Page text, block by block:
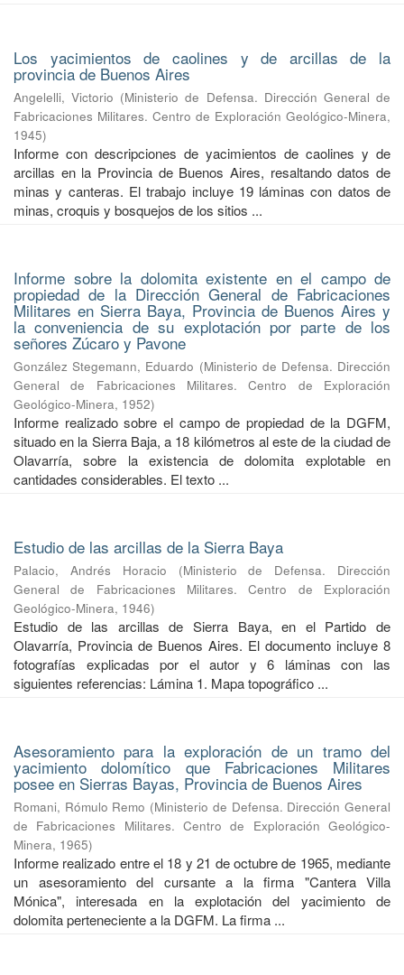
Los yacimientos de caolines y de arcillas de la
provincia de Buenos Aires
Angelelli, Victorio (Ministerio de Defensa. Dirección General de
Fabricaciones Militares. Centro de Exploración Geológico-Minera,
1945)
Informe con descripciones de yacimientos de caolines y de
arcillas en la Provincia de Buenos Aires, resaltando datos de
minas y canteras. El trabajo incluye 19 láminas con datos de
minas, croquis y bosquejos de los sitios ...
Informe sobre la dolomita existente en el campo de
propiedad de la Dirección General de Fabricaciones
Militares en Sierra Baya, Provincia de Buenos Aires y
la conveniencia de su explotación por parte de los
señores Zúcaro y Pavone
González Stegemann, Eduardo (Ministerio de Defensa. Dirección
General de Fabricaciones Militares. Centro de Exploración
Geológico-Minera, 1952)
Informe realizado sobre el campo de propiedad de la DGFM,
situado en la Sierra Baja, a 18 kilómetros al este de la ciudad de
Olavarría, sobre la existencia de dolomita explotable en
cantidades considerables. El texto ...
Estudio de las arcillas de la Sierra Baya
Palacio, Andrés Horacio (Ministerio de Defensa. Dirección
General de Fabricaciones Militares. Centro de Exploración
Geológico-Minera, 1946)
Estudio de las arcillas de Sierra Baya, en el Partido de
Olavarría, Provincia de Buenos Aires. El documento incluye 8
fotografías explicadas por el autor y 6 láminas con las
siguientes referencias: Lámina 1. Mapa topográfico ...
Asesoramiento para la exploración de un tramo del
yacimiento dolomítico que Fabricaciones Militares
posee en Sierras Bayas, Provincia de Buenos Aires
Romani, Rómulo Remo (Ministerio de Defensa. Dirección General
de Fabricaciones Militares. Centro de Exploración Geológico-
Minera, 1965)
Informe realizado entre el 18 y 21 de octubre de 1965, mediante
un asesoramiento del cursante a la firma "Cantera Villa
Mónica", interesada en la explotación del yacimiento de
dolomita perteneciente a la DGFM. La firma ...